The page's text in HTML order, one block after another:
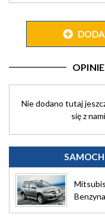
Nie dodano tutaj
się z